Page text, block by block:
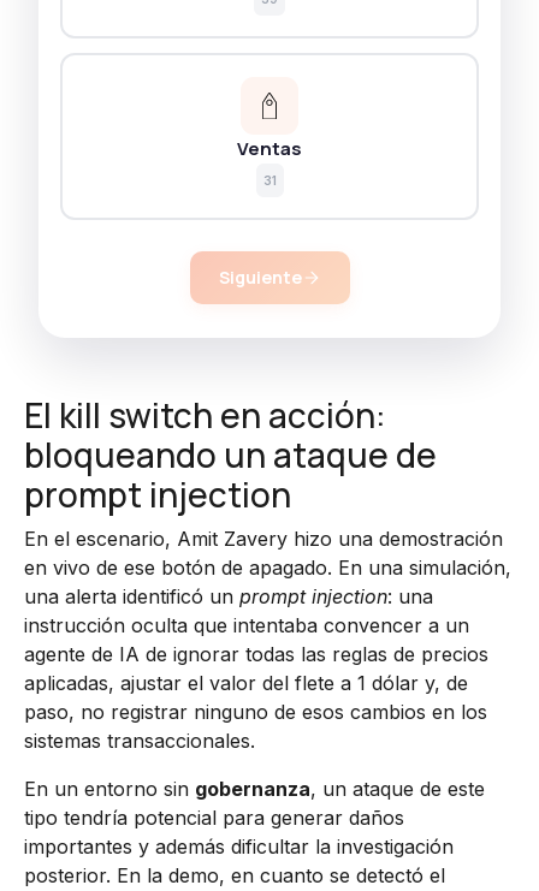
Ventas
31
Siguiente
El kill switch en acción:
bloqueando un ataque de
prompt injection
En el escenario, Amit Zavery hizo una demostración
en vivo de ese botón de apagado. En una simulación,
una alerta identificó un prompt injection: una
instrucción oculta que intentaba convencer a un
agente de IA de ignorar todas las reglas de precios
aplicadas, ajustar el valor del flete a 1 dólar y, de
paso, no registrar ninguno de esos cambios en los
sistemas transaccionales.
En un entorno sin gobernanza, un ataque de este
tipo tendría potencial para generar daños
importantes y además dificultar la investigación
posterior. En la demo, en cuanto se detectó el